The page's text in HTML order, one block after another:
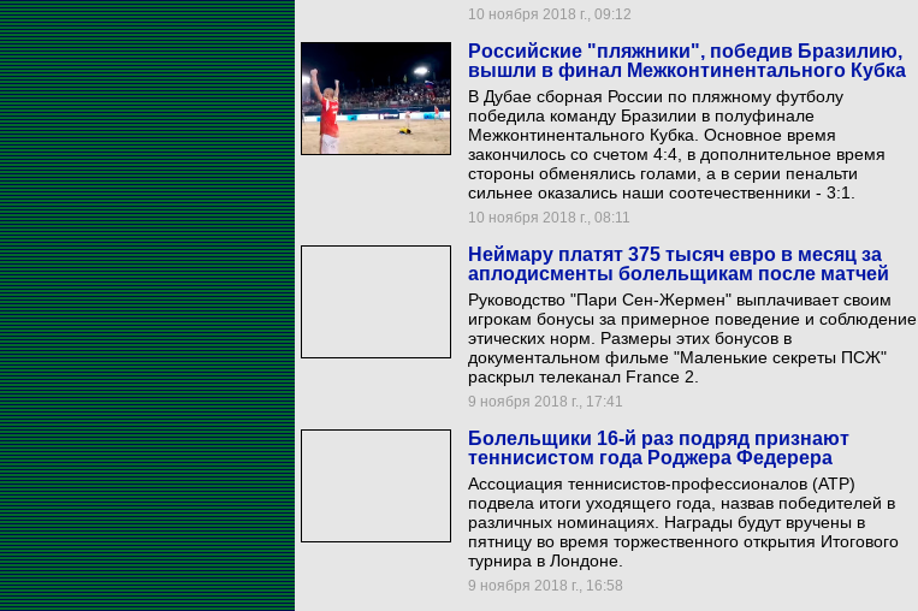
10 ноября 2018 г., 09:12
Российские "пляжники", победив Бразилию,
вышли в финал Межконтинентального Кубка
В Дубае cборная России по пляжному футболу
победила команду Бразилии в полуфинале
Межконтинентального Кубка. Основное время
закончилось со счетом 4:4, в дополнительное время
стороны обменялись голами, а в серии пенальти
сильнее оказались наши соотечественники - 3:1.
10 ноября 2018 г., 08:11
Неймару платят 375 тысяч евро в месяц за
аплодисменты болельщикам после матчей
Руководство "Пари Сен-Жермен" выплачивает своим
игрокам бонусы за примерное поведение и соблюдение
этических норм. Размеры этих бонусов в
документальном фильме "Маленькие секреты ПСЖ"
раскрыл телеканал France 2.
9 ноября 2018 г., 17:41
Болельщики 16-й раз подряд признают
теннисистом года Роджера Федерера
Ассоциация теннисистов-профессионалов (ATP)
подвела итоги уходящего года, назвав победителей в
различных номинациях. Награды будут вручены в
пятницу во время торжественного открытия Итогового
турнира в Лондоне.
9 ноября 2018 г., 16:58